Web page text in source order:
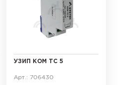
УЗИП КОМ ТС 5
Арт.: 706430